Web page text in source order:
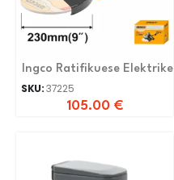
Ingco Ratifikuese Elektrike
SKU:37225
105.00 €